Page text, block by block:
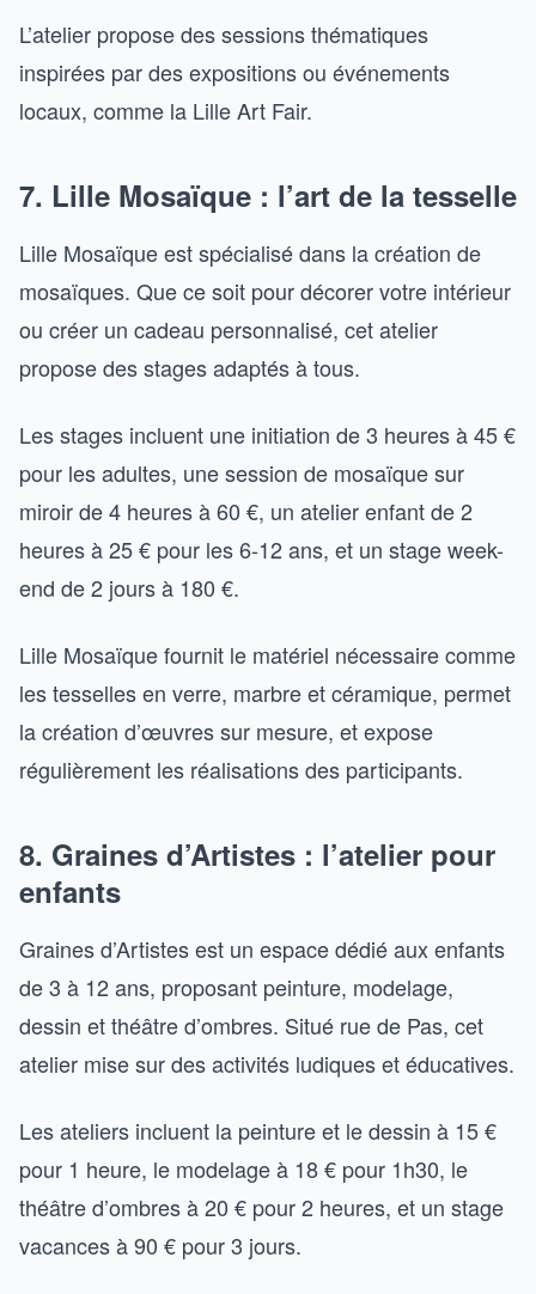
L’atelier propose des sessions thématiques
inspirées par des expositions ou événements
locaux, comme la Lille Art Fair.
7. Lille Mosaïque : l’art de la tesselle
Lille Mosaïque est spécialisé dans la création de
mosaïques. Que ce soit pour décorer votre intérieur
ou créer un cadeau personnalisé, cet atelier
propose des stages adaptés à tous.
Les stages incluent une initiation de 3 heures à 45 €
pour les adultes, une session de mosaïque sur
miroir de 4 heures à 60 €, un atelier enfant de 2
heures à 25 € pour les 6-12 ans, et un stage week-
end de 2 jours à 180 €.
Lille Mosaïque fournit le matériel nécessaire comme
les tesselles en verre, marbre et céramique, permet
la création d’œuvres sur mesure, et expose
régulièrement les réalisations des participants.
8. Graines d’Artistes : l’atelier pour
enfants
Graines d’Artistes est un espace dédié aux enfants
de 3 à 12 ans, proposant peinture, modelage,
dessin et théâtre d’ombres. Situé rue de Pas, cet
atelier mise sur des activités ludiques et éducatives.
Les ateliers incluent la peinture et le dessin à 15 €
pour 1 heure, le modelage à 18 € pour 1h30, le
théâtre d’ombres à 20 € pour 2 heures, et un stage
vacances à 90 € pour 3 jours.